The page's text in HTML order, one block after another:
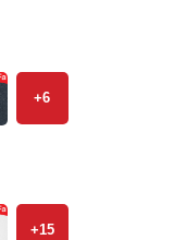
+6
+15